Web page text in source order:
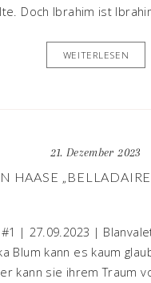
Doch Ibrahim ist
WEITERLESEN
21. Dezember 2023
HAASE
| 27.09.2023 |
Blum kann es kaum
kann sie ihrem Traum